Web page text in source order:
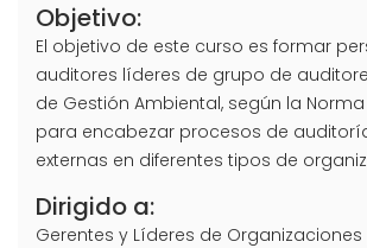
Objetivo:
El objetivo de este curso es formar
auditores líderes de grupo de
de Gestión Ambiental, según la Norma
para encabezar procesos de
externas en diferentes tipos de
Dirigido a:
Gerentes y Líderes de